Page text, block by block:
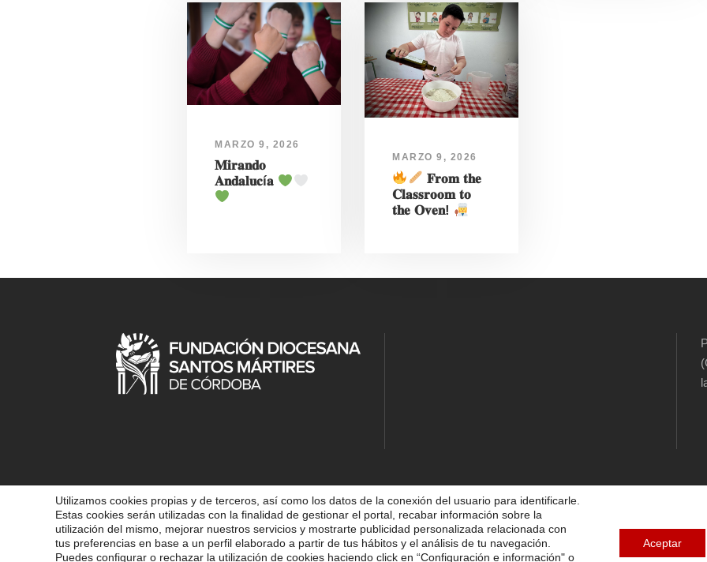
MARZO 9, 2026
𝐌𝐢𝐫𝐚𝐧𝐝𝐨
𝐀𝐧𝐝𝐚𝐥𝐮𝐜í𝐚
MARZO 9, 2026
𝐅𝐫𝐨𝐦 𝐭𝐡𝐞
𝐂𝐥𝐚𝐬𝐬𝐫𝐨𝐨𝐦 𝐭𝐨
𝐭𝐡𝐞 𝐎𝐯𝐞𝐧!
COPYRIGHT 2025 FUNDACIÓN DIOCESANA SANTOS MÁRTIRES, ALL
Utilizamos cookies propias y de terceros, así como los datos de la conexión del usuario para identificarle.
Estas cookies serán utilizadas con la finalidad de gestionar el portal, recabar información sobre la
utilización del mismo, mejorar nuestros servicios y mostrarte publicidad personalizada relacionada con
tus preferencias en base a un perfil elaborado a partir de tus hábitos y el análisis de tu navegación.
Puedes configurar o rechazar la utilización de cookies haciendo click en “Configuración e información" o
Aceptar